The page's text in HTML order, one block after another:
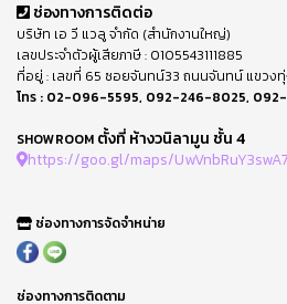
ช่องทางการติดต่อ
บริษัท เอ วี แวลู จำกัด (สำนักงานใหญ่)
เลขประจำตัวผู้เสียภาษี : 0105543111885
ที่อยู่ : เลขที่ 65 ซอยจันทน์33 ถนนจันทน์ แขวงทุ่
โทร : 02-096-5595, 092-246-8025,
SHOWROOM ตั้งที่ ห้างวนิลามูน ชั้น 4
https://goo.gl/maps/
ช่องทางการจัดจำหน่าย
ช่องทางการติดตาม